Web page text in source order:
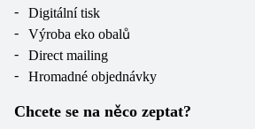
Digitální tisk
Výroba eko obalů
Direct mailing
Hromadné objednávky
Chcete se na něco zeptat?